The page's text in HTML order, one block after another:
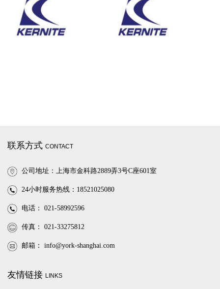
联系方式 CONTACT
公司地址：上海市金科路2889弄3号C座601室
24小时服务热线：18521025080
电话： 021-58992596
传真： 021-33275812
邮箱： info@york-shanghai.com
友情链接 LINKS